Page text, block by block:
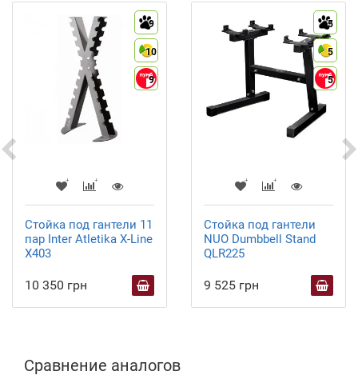
9
10
9
Стойка под гантели 11
пар Inter Atletika X-Line
X403
10 350 грн
5
5
5
Стойка под гантели
NUO Dumbbell Stand
QLR225
9 525 грн
Сравнение аналогов